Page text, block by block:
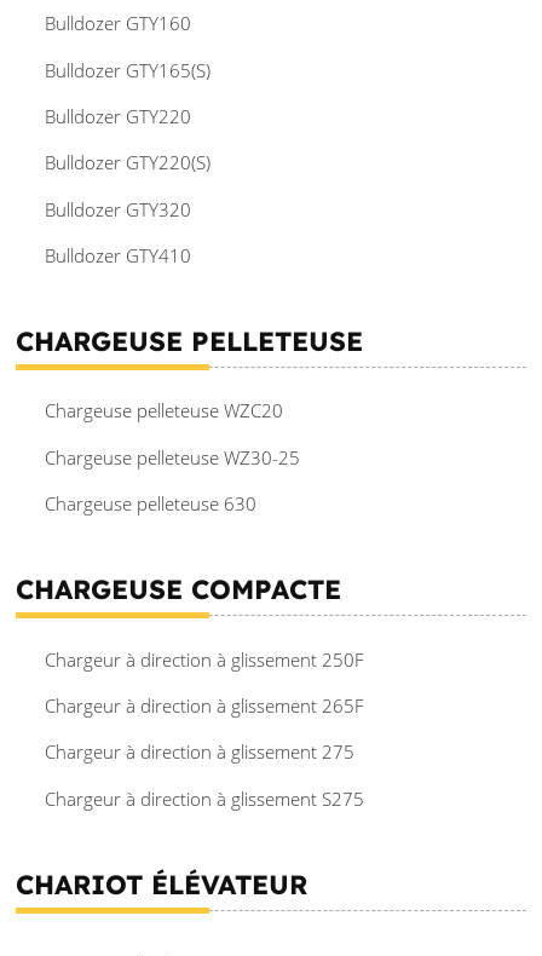
Bulldozer GTY160
Bulldozer GTY165(S)
Bulldozer GTY220
Bulldozer GTY220(S)
Bulldozer GTY320
Bulldozer GTY410
CHARGEUSE PELLETEUSE
Chargeuse pelleteuse WZC20
Chargeuse pelleteuse WZ30-25
Chargeuse pelleteuse 630
CHARGEUSE COMPACTE
Chargeur à direction à glissement 250F
Chargeur à direction à glissement 265F
Chargeur à direction à glissement 275
Chargeur à direction à glissement S275
CHARIOT ÉLÉVATEUR